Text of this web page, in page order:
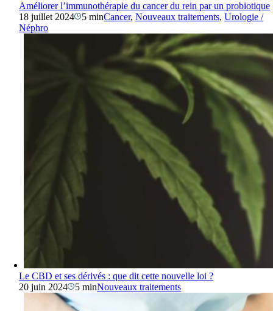
Améliorer l’immunothérapie du cancer du rein par un probiotique
18 juillet 2024
5 minCancer,Nouveaux traitements,Urologie /
Néphro
Le CBD et ses dérivés : que dit cette nouvelle loi ?
20 juin 2024
5 minNouveaux traitements